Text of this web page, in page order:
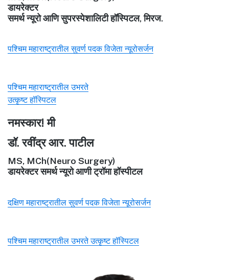
डायरेक्टर
समर्थ न्यूरो आणि सुपरस्पेशालिटी हॉस्पिटल, मिरज.
पश्चिम महाराष्ट्रातील सुवर्ण पदक विजेता न्यूरोसर्जन
पश्चिम महाराष्ट्रातील उभरते
उत्कृष्ट हॉस्पिटल
नमस्कार! मी
डॉ. रवींद्र आर. पाटील
MS, MCh(Neuro Surgery)
डायरेक्टर समर्थ न्यूरो आणी ट्रॉमा हॉस्पीटल
दक्षिण महाराष्ट्रातील सुवर्ण पदक विजेता न्यूरोसर्जन
पश्चिम महाराष्ट्रातील उभरते उत्कृष्ट हॉस्पिटल